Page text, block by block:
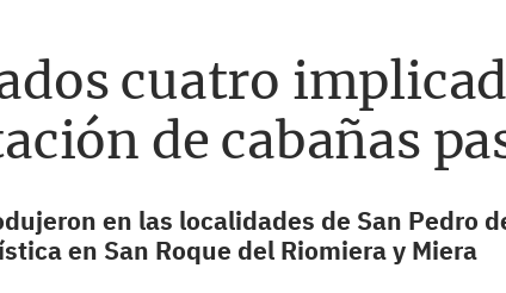
cuatro
de cabañas
en las localidades de San Pedro
en San Roque del Riomiera y Miera